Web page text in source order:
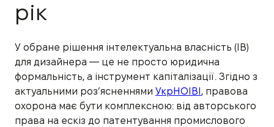
рік
У обране рішення інтелектуальна власність (ІВ)
для дизайнера — це не просто юридична
формальність, а інструмент капіталізації. Згідно з
актуальними роз’ясненнями УкрНОІВІ , правова
охорона має бути комплексною: від авторського
права на ескіз до патентування промислового